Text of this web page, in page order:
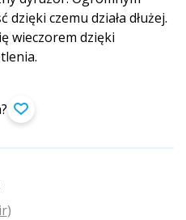
czemu działa dłużej.
wieczorem dzięki
)